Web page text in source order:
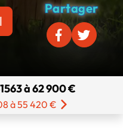
Partager
à 62 900 €
à 55 420 €